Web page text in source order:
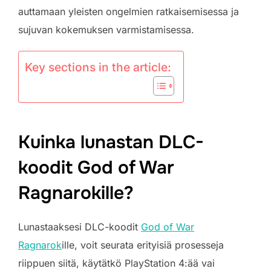
auttamaan yleisten ongelmien ratkaisemisessa ja
sujuvan kokemuksen varmistamisessa.
Key sections in the article:
Kuinka lunastan DLC-
koodit God of War
Ragnarokille?
Lunastaaksesi DLC-koodit God of War
Ragnarokille, voit seurata erityisiä prosesseja
riippuen siitä, käytätkö PlayStation 4:ää vai